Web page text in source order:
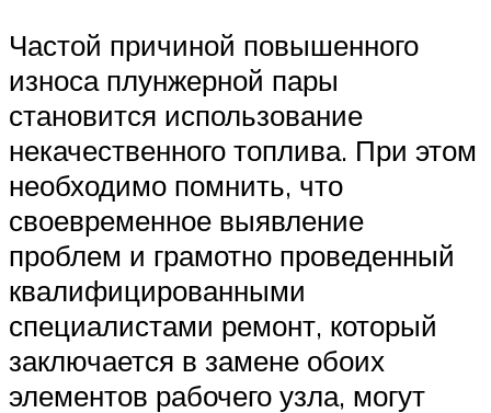
Частой причиной повышенного
износа плунжерной пары
становится использование
некачественного топлива. При этом
необходимо помнить, что
своевременное выявление
проблем и грамотно проведенный
квалифицированными
специалистами ремонт, который
заключается в замене обоих
элементов рабочего узла, могут